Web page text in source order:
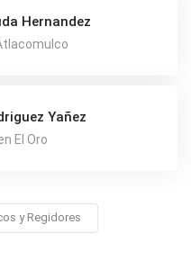
Hernandez
Yañez
El Oro
y Regidores